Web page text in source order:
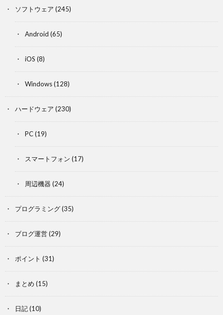
ソフトウェア (245)
Android (65)
iOS (8)
Windows(128)
ハードウェア (230)
PC(19)
スマートフォン (17)
周辺機器 (24)
プログラミング(35)
ブログ運営(29)
ポイント (31)
まとめ (15)
日記(10)